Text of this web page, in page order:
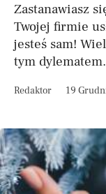
Zastanawiasz
Twojej firmie
jesteś sam!
tym
Redaktor 19